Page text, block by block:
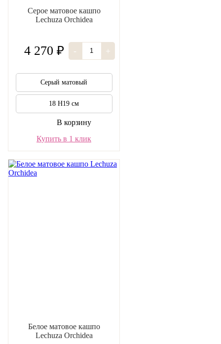
Серое матовое кашпо
Lechuza Orchidea
4 270 ₽ - +
Серый матовый
18 H19 см
В корзину
Купить в 1 клик
Белое матовое кашпо
Lechuza Orchidea